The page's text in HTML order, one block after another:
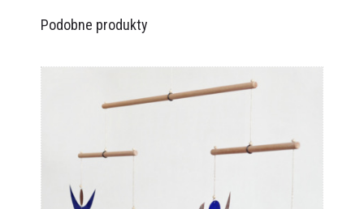
Podobne produkty